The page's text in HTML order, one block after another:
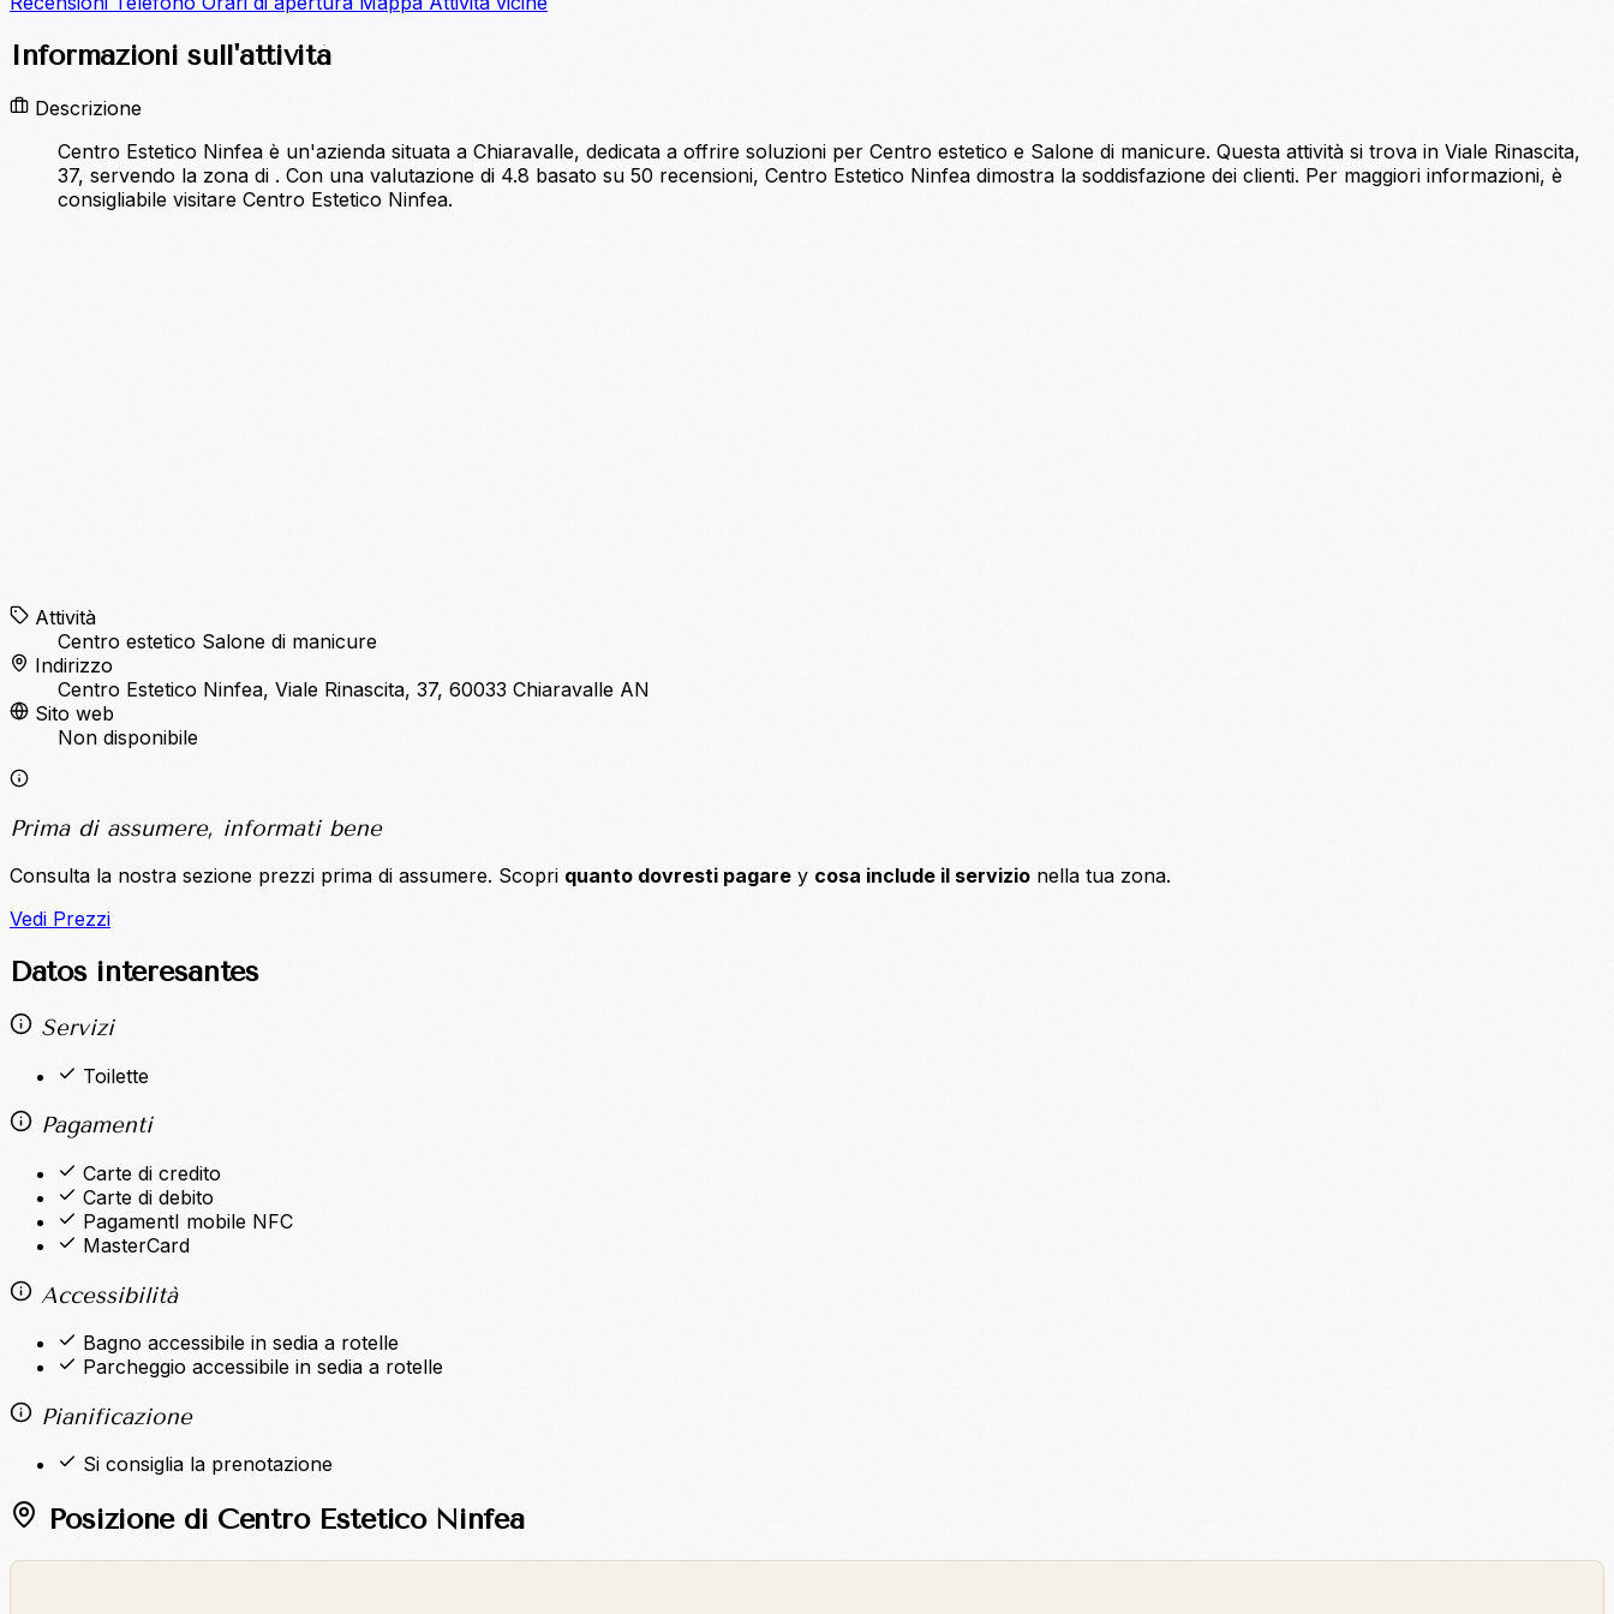
Informazioni sull'attività
Descrizione
Centro Estetico Ninfea è un'azienda situata a Chiaravalle, dedicata a offrire soluzioni per Centro estetico e Salone di manicure. Questa attività si trova in Viale Rinascita,
37, servendo la zona di . Con una valutazione di 4.8 basato su 50 recensioni, Centro Estetico Ninfea dimostra la soddisfazione dei clienti. Per maggiori informazioni, è
consigliabile visitare Centro Estetico Ninfea.
Attività
Centro estetico Salone di manicure
Indirizzo
Centro Estetico Ninfea, Viale Rinascita, 37, 60033 Chiaravalle AN
Sito web
Non disponibile
Prima di assumere, informati bene
Consulta la nostra sezione prezzi prima di assumere. Scopri quanto dovresti pagare y cosa include il servizio nella tua zona.
Vedi Prezzi
Datos interesantes
Servizi
Toilette
Pagamenti
Carte di credito
Carte di debito
PagamentI mobile NFC
MasterCard
Accessibilità
Bagno accessibile in sedia a rotelle
Parcheggio accessibile in sedia a rotelle
Pianificazione
Si consiglia la prenotazione
Posizione di Centro Estetico Ninfea